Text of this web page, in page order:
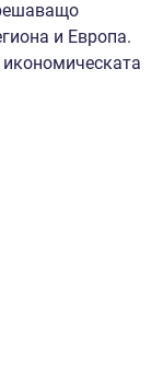
и Европа.
в региона